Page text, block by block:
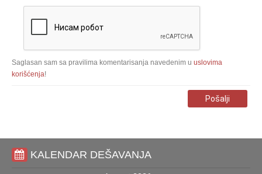
Saglasan sam sa pravilima komentarisanja navedenim u uslovima
korišćenja!
Pošalji
KALENDAR DEŠAVANJA